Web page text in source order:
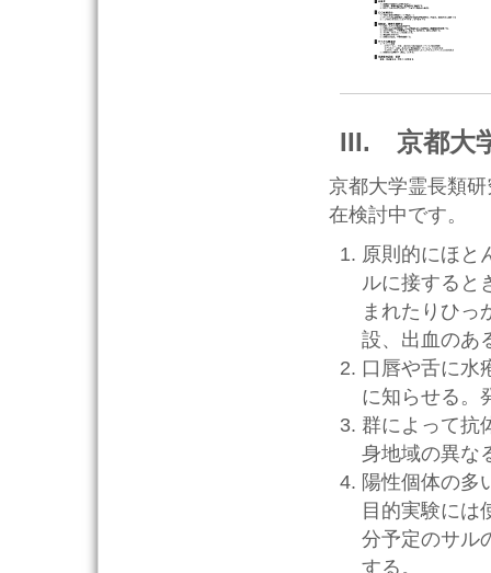
III. 京都大
京都大学霊長類
在検討中です。
原則的にほと
ルに接すると
まれたりひっ
設、出血のあ
口唇や舌に水
に知らせる。
群によって抗
身地域の異な
陽性個体の多
目的実験には
分予定のサル
する。